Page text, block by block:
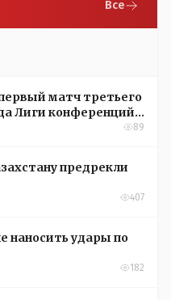
Все
матч третьего
Лиги конференций
89
предрекли
407
наносить удары по
182